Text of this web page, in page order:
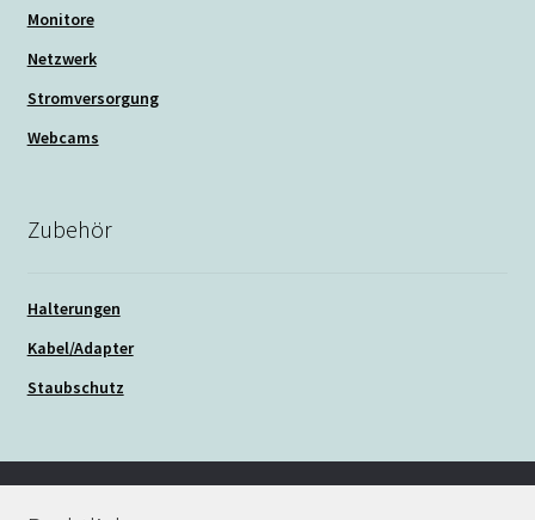
Monitore
Netzwerk
Stromversorgung
Webcams
Zubehör
Halterungen
Kabel/Adapter
Staubschutz